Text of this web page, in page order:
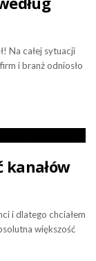
Na całej sytuacji
i branż odniosło
kanałów
i dlatego chciałem
większość